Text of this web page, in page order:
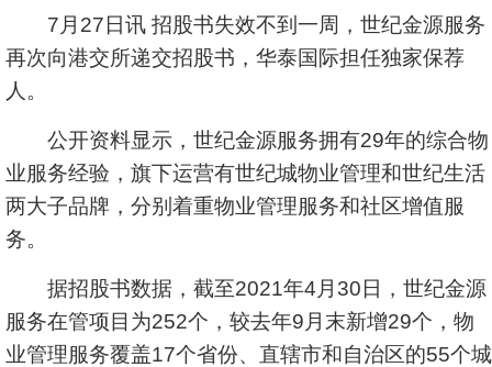
7月27日讯 招股书失效不到一周，世纪金源服务
再次向港交所递交招股书，华泰国际担任独家保荐
人。
公开资料显示，世纪金源服务拥有29年的综合物
业服务经验，旗下运营有世纪城物业管理和世纪生活
两大子品牌，分别着重物业管理服务和社区增值服
务。
据招股书数据，截至2021年4月30日，世纪金源
服务在管项目为252个，较去年9月末新增29个，物
业管理服务覆盖17个省份、直辖市和自治区的55个城